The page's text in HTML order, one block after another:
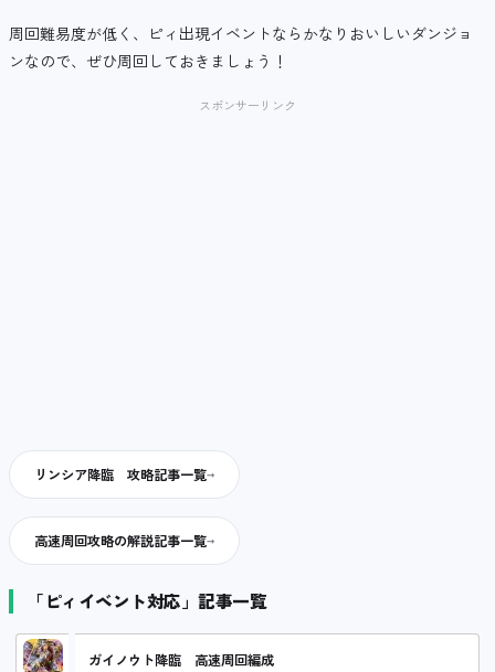
周回難易度が低く、ピィ出現イベントならかなりおいしいダンジョ
ンなので、ぜひ周回しておきましょう！
スポンサーリンク
リンシア降臨 攻略記事一覧
高速周回攻略の解説記事一覧
「ピィイベント対応」記事一覧
ガイノウト降臨 高速周回編成